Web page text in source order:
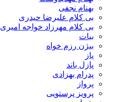
بهنام نجفی
بی کلام علیرضا حیدری
بی کلام مهرزاد خواجه امیری
بیات
بیژن رزم خواه
پاز
پازل باند
پدرام بهزادی
پرواز
پرویز پرستویی